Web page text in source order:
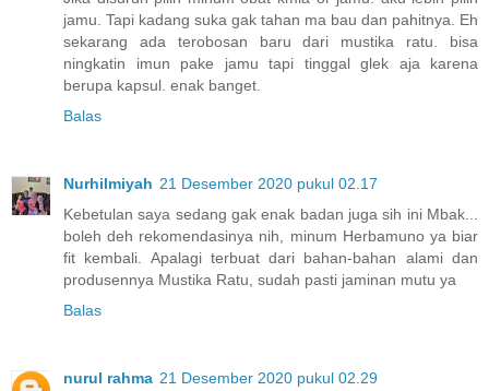
jamu. Tapi kadang suka gak tahan ma bau dan pahitnya. Eh
sekarang ada terobosan baru dari mustika ratu. bisa
ningkatin imun pake jamu tapi tinggal glek aja karena
berupa kapsul. enak banget.
Balas
Nurhilmiyah 21 Desember 2020 pukul 02.17
Kebetulan saya sedang gak enak badan juga sih ini Mbak...
boleh deh rekomendasinya nih, minum Herbamuno ya biar
fit kembali. Apalagi terbuat dari bahan-bahan alami dan
produsennya Mustika Ratu, sudah pasti jaminan mutu ya
Balas
nurul rahma 21 Desember 2020 pukul 02.29